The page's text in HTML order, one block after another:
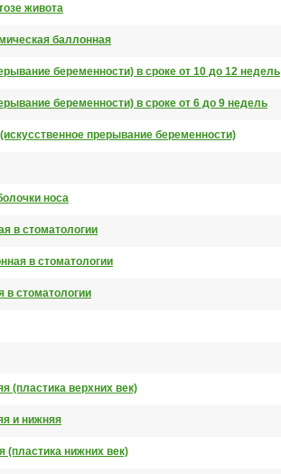
живота
баллонная
беременности) в сроке от 10 до 12 недель
беременности) в сроке от 6 до 9 недель
прерывание беременности)
носа
в стоматологии
в стоматологии
в стоматологии
(пластика верхних век)
и нижняя
(пластика нижних век)